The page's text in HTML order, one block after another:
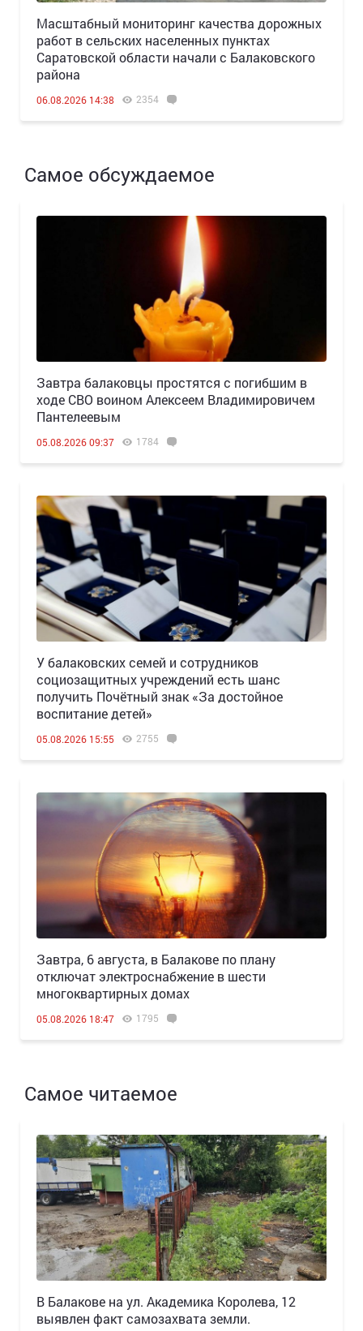
Масштабный мониторинг качества дорожных
работ в сельских населенных пунктах
Саратовской области начали с Балаковского
района
06.08.2026 14:38 2354
Самое обсуждаемое
Завтра балаковцы простятся с погибшим в
ходе СВО воином Алексеем Владимировичем
Пантелеевым
05.08.2026 09:37 1784
У балаковских семей и сотрудников
социозащитных учреждений есть шанс
получить Почётный знак «За достойное
воспитание детей»
05.08.2026 15:55 2755
Завтра, 6 августа, в Балакове по плану
отключат электроснабжение в шести
многоквартирных домах
05.08.2026 18:47 1795
Самое читаемое
В Балакове на ул. Академика Королева, 12
выявлен факт самозахвата земли.